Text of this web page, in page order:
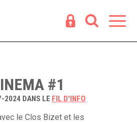
#1
2024 DANS LE FIL D'INFO
le Clos Bizet et les